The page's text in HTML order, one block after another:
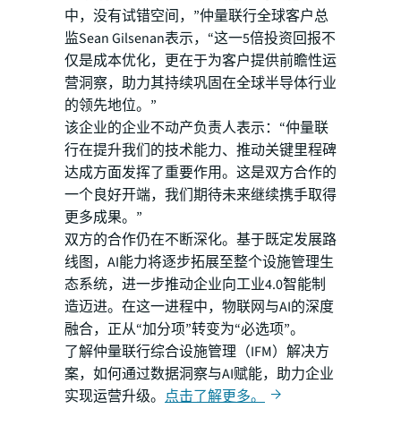
中，没有试错空间，”仲量联行全球客户总
监Sean Gilsenan表示，“这一5倍投资回报不
仅是成本优化，更在于为客户提供前瞻性运
营洞察，助力其持续巩固在全球半导体行业
的领先地位。”
该企业的企业不动产负责人表示：“仲量联
行在提升我们的技术能力、推动关键里程碑
达成方面发挥了重要作用。这是双方合作的
一个良好开端，我们期待未来继续携手取得
更多成果。”
双方的合作仍在不断深化。基于既定发展路
线图，AI能力将逐步拓展至整个设施管理生
态系统，进一步推动企业向工业4.0智能制
造迈进。在这一进程中，物联网与AI的深度
融合，正从“加分项”转变为“必选项”。
了解仲量联行综合设施管理（IFM）解决方
案，如何通过数据洞察与AI赋能，助力企业
实现运营升级。 点击了解更多。